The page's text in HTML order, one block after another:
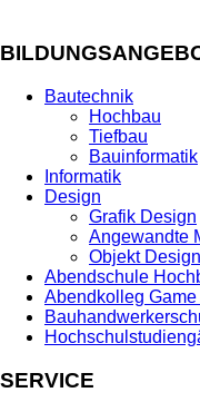
Bautechnik
Hochbau
Tiefbau
Bauinformatik
Informatik
Design
Grafik Design
Angewandte
Objekt Design
Abendschule
Abendkolleg
SERVICE